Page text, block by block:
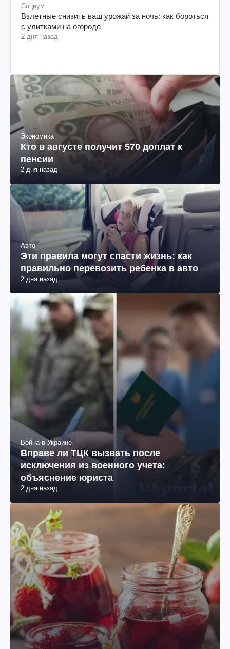
Социум
Взлетные снизить ваш урожай за ночь: как бороться
с улитками на огороде
2 дня назад
Экономика
Кто в августе получит 570 доплат к
пенсии
2 дня назад
Авто
Эти правила могут спасти жизнь: как
правильно перевозить ребенка в авто
2 дня назад
Война в Украине
Вправе ли ТЦК вызвать после
исключения из военного учета:
объяснение юриста
2 дня назад